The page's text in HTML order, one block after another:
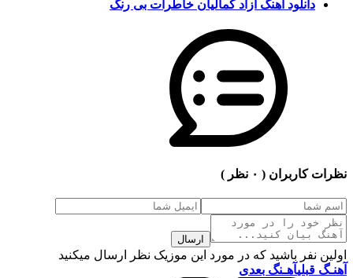
دانلود آهنگ آزاد کمالیان خاطرات بی رنگ
نظرات کاربران ( ۰ نظر )
ارسال
اولین نفر باشید که در مورد این موزیک نظر ارسال میکنید
آهنـگ قبلیآهـنگ بعدی